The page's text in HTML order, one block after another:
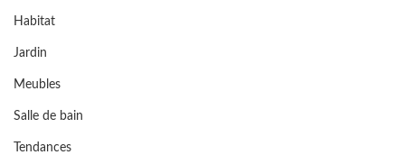
Habitat
Jardin
Meubles
Salle de bain
Tendances